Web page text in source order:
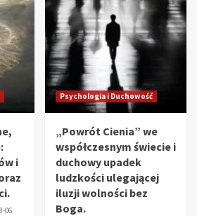
i
06
Psychologia i Duchowość
„Powrót Cienia” we
współczesnym świecie i
duchowy upadek
ludzkości ulegającej
iluzji wolności bez
Boga.